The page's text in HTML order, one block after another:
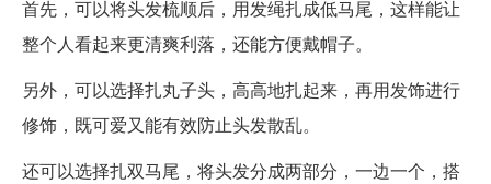
首先，可以将头发梳顺后，用发绳扎成低马尾，这样能让
整个人看起来更清爽利落，还能方便戴帽子。
另外，可以选择扎丸子头，高高地扎起来，再用发饰进行
修饰，既可爱又能有效防止头发散乱。
还可以选择扎双马尾，将头发分成两部分，一边一个，搭